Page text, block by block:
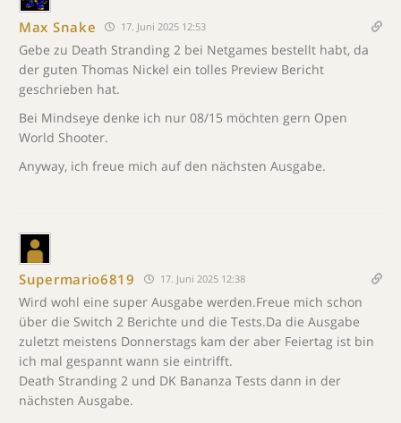
Max Snake 17. Juni 2025 12:53
Gebe zu Death Stranding 2 bei Netgames bestellt habt, da
der guten Thomas Nickel ein tolles Preview Bericht
geschrieben hat.
Bei Mindseye denke ich nur 08/15 möchten gern Open
World Shooter.
Anyway, ich freue mich auf den nächsten Ausgabe.
Supermario6819 17. Juni 2025 12:38
Wird wohl eine super Ausgabe werden.Freue mich schon
über die Switch 2 Berichte und die Tests.Da die Ausgabe
zuletzt meistens Donnerstags kam der aber Feiertag ist bin
ich mal gespannt wann sie eintrifft.
Death Stranding 2 und DK Bananza Tests dann in der
nächsten Ausgabe.